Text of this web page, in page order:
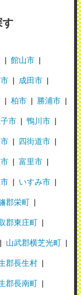
館山市
成田市
柏市 勝浦市
市 鴨川市
四街道市
富里市
いすみ市
郡栄町
郡東庄町
山武郡横芝光町
郡長生村
郡長南町